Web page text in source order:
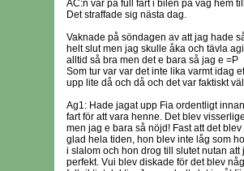
AC:n var på full fart i bilen på väg hem
Det straffade sig nästa dag.
Vaknade på söndagen av att jag hade
helt slut men jag skulle åka och tävla
alltid så bra men det e bara så jag e =P
Som tur var var det inte lika varmt idag
upp lite då och då och det var faktiskt
Ag1: Hade jagat upp Fia ordentligt
fart för att vara henne. Det blev
men jag e bara så nöjd! Fast att det
glad hela tiden, hon blev inte låg som
i slalom och hon drog till slutet nutan att
perfekt. Vui blev diskade för det blev